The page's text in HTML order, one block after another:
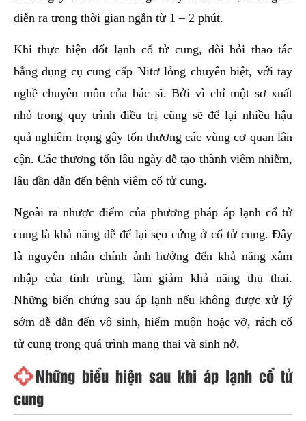
diễn ra trong thời gian ngắn từ 1 – 2 phút.
Khi thực hiện đốt lạnh cổ tử cung, đòi hỏi thao tác
bằng dụng cụ cung cấp Nitơ lỏng chuyên biệt, với tay
nghề chuyên môn của bác sĩ. Bởi vì chỉ một sơ xuất
nhỏ trong quy trình điều trị cũng sẽ để lại nhiều hậu
quả nghiêm trọng gây tổn thương các vùng cơ quan lân
cận. Các thương tổn lâu ngày dễ tạo thành viêm nhiễm,
lâu dần dẫn đến bệnh viêm cổ tử cung.
Ngoài ra nhược điểm của phương pháp áp lạnh cổ tử
cung là khả năng dễ để lại sẹo cứng ở cổ tử cung. Đây
là nguyên nhân chính ảnh hưởng đến khả năng xâm
nhập của tinh trùng, làm giảm khả năng thụ thai.
Những biến chứng sau áp lạnh nếu không được xử lý
sớm dễ dẫn đến vô sinh, hiếm muộn hoặc vỡ, rách cổ
tử cung trong quá trình mang thai và sinh nở.
Những biểu hiện sau khi áp lạnh cổ tử
cung